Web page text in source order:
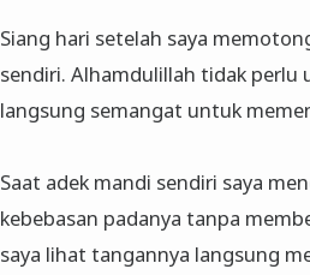
Siang hari setelah saya
sendiri. Alhamdulillah tidak perlu
langsung semangat untuk
Saat adek mandi sendiri saya
kebebasan padanya tanpa
saya lihat tangannya langsung